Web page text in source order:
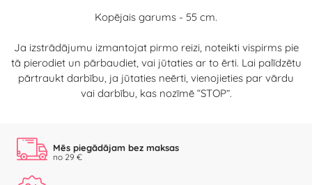
Kopējais garums - 55 cm.
Ja izstrādājumu izmantojat pirmo reizi, noteikti vispirms pie
tā pierodiet un pārbaudiet, vai jūtaties ar to ērti. Lai palīdzētu
pārtraukt darbību, ja jūtaties neērti, vienojieties par vārdu
vai darbību, kas nozīmē “STOP”.
Mēs piegādājam bez maksas
no 29 €